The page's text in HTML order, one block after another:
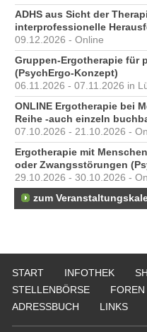
ADHS aus Sicht der
interprofessionelle
09.12.2026 - Online
Gruppen-Ergotherapie für
(PsychErgo-Konzept)
06.11.2026 - 07.11.2026 in
ONLINE Ergotherapie bei
Reihe -auch einzeln
07.10.2026 - 21.10.2026 -
Ergotherapie mit
oder Zwangsstörungen
29.10.2026 - 30.10.2026 -
zum
START INFOTHEK
STELLENBÖRSE
FOREN
ADRESSBUCH
LINKS